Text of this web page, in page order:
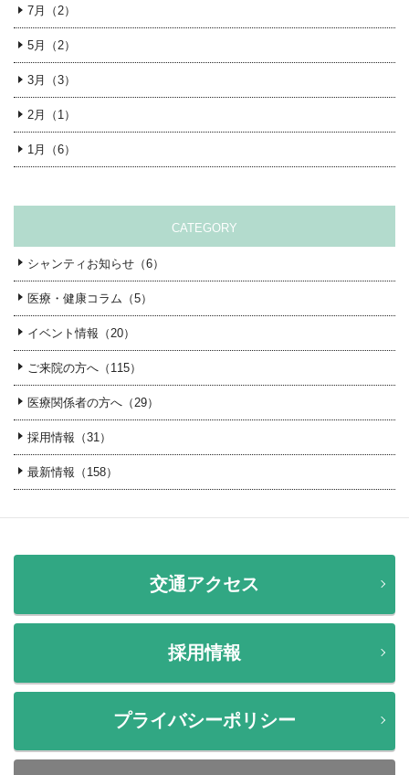
7月（2）
5月（2）
3月（3）
2月（1）
1月（6）
CATEGORY
シャンティお知らせ（6）
医療・健康コラム（5）
イベント情報（20）
ご来院の方へ（115）
医療関係者の方へ（29）
採用情報（31）
最新情報（158）
交通アクセス
採用情報
プライバシーポリシー